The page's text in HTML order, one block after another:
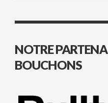
NOTRE
BOUCHONS